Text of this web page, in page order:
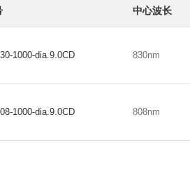
中心波长
1000-dia.9.0CD 830nm
1000-dia.9.0CD 808nm
1000-dia.9.0CD 830nm
1000-dia.9.0CD 808nm